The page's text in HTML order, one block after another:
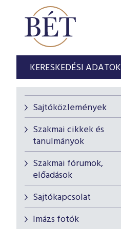
KERESKEDÉSI ADATOK
Sajtóközlemények
Szakmai cikkek és
tanulmányok
Szakmai fórumok,
előadások
Sajtókapcsolat
Imázs fotók